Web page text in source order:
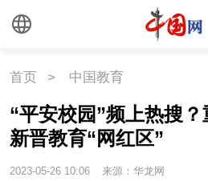
首页 > 中国教育
“平安校园”频上热搜
新晋教育“网红区”
2023-05-26 10:06 来源：华龙网